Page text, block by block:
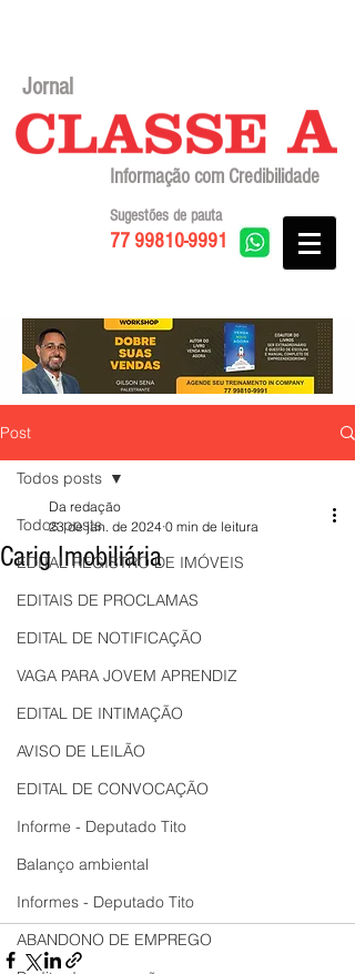
Jornal
Informação com Credibilidade
77 99810-9991
Sugestões de pauta
Post
Todos posts
EDITAL REGISTRO DE IMÓVEIS
EDITAIS DE PROCLAMAS
EDITAL DE NOTIFICAÇÃO
VAGA PARA JOVEM APRENDIZ
EDITAL DE INTIMAÇÃO
AVISO DE LEILÃO
EDITAL DE CONVOCAÇÃO
Informe - Deputado Tito
Balanço ambiental
Informes - Deputado Tito
ABANDONO DE EMPREGO
Todos posts
Carig Imobiliária
Da redação
23 de jan. de 2024 0 min de leitura